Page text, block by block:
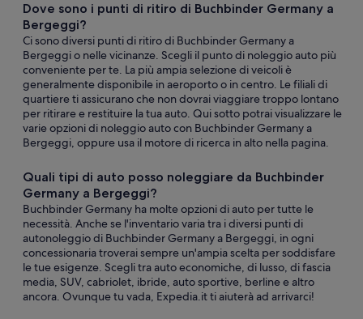
Dove sono i punti di ritiro di Buchbinder Germany a
Bergeggi?
Ci sono diversi punti di ritiro di Buchbinder Germany a
Bergeggi o nelle vicinanze. Scegli il punto di noleggio auto più
conveniente per te. La più ampia selezione di veicoli è
generalmente disponibile in aeroporto o in centro. Le filiali di
quartiere ti assicurano che non dovrai viaggiare troppo lontano
per ritirare e restituire la tua auto. Qui sotto potrai visualizzare le
varie opzioni di noleggio auto con Buchbinder Germany a
Bergeggi, oppure usa il motore di ricerca in alto nella pagina.
Quali tipi di auto posso noleggiare da Buchbinder
Germany a Bergeggi?
Buchbinder Germany ha molte opzioni di auto per tutte le
necessità. Anche se l'inventario varia tra i diversi punti di
autonoleggio di Buchbinder Germany a Bergeggi, in ogni
concessionaria troverai sempre un'ampia scelta per soddisfare
le tue esigenze. Scegli tra auto economiche, di lusso, di fascia
media, SUV, cabriolet, ibride, auto sportive, berline e altro
ancora. Ovunque tu vada, Expedia.it ti aiuterà ad arrivarci!